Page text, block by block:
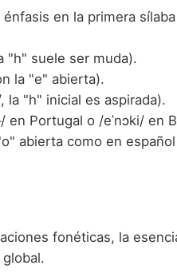
énfasis en la primera
"h" suele ser muda).
la "e" abierta).
la "h" inicial es aspirada).
en Portugal o /eˈnɔki/ en
abierta como en
fonéticas, la